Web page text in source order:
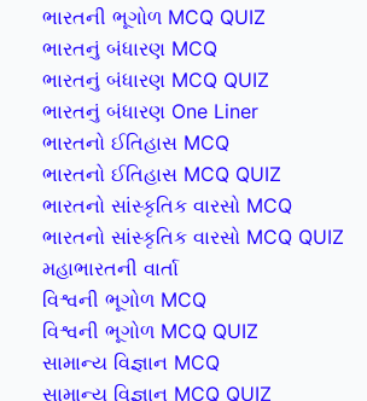
ભારતની ભૂગોળ MCQ QUIZ
ભારતનું બંધારણ MCQ
ભારતનું બંધારણ MCQ QUIZ
ભારતનું બંધારણ One Liner
ભારતનો ઈતિહાસ MCQ
ભારતનો ઈતિહાસ MCQ QUIZ
ભારતનો સાંસ્કૃતિક વારસો MCQ
ભારતનો સાંસ્કૃતિક વારસો MCQ QUIZ
મહાભારતની વાર્તા
વિશ્વની ભૂગોળ MCQ
વિશ્વની ભૂગોળ MCQ QUIZ
સામાન્ય વિજ્ઞાન MCQ
સામાન્ય વિજ્ઞાન MCQ QUIZ